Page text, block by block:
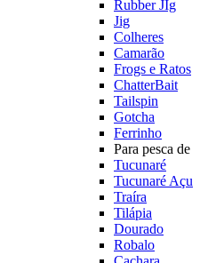
Rubber JIg
Jig
Colheres
Camarão
Frogs e Ratos
ChatterBait
Tailspin
Gotcha
Ferrinho
Para pesca de
Tucunaré
Tucunaré Açu
Traíra
Tilápia
Dourado
Robalo